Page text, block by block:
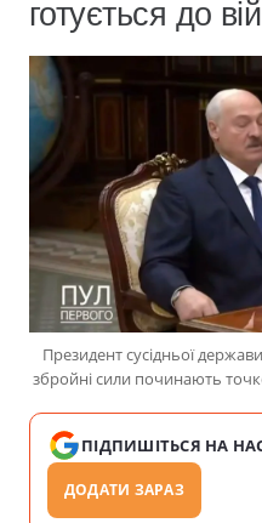
готується до
Президент сусідньої
збройні сили починають
ПІДПИШІТЬСЯ НА НАС
ДОДАТИ ЗАРАЗ